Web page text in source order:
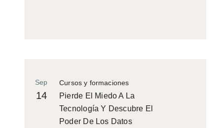
Cursos y formaciones
Sep
14
Pierde El Miedo A La
Tecnología Y Descubre El
Poder De Los Datos